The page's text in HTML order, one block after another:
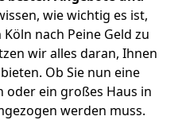
wie wichtig es ist,
nach Peine Geld zu
wir alles daran, Ihnen
Ob Sie nun eine
oder ein großes Haus in
werden muss.